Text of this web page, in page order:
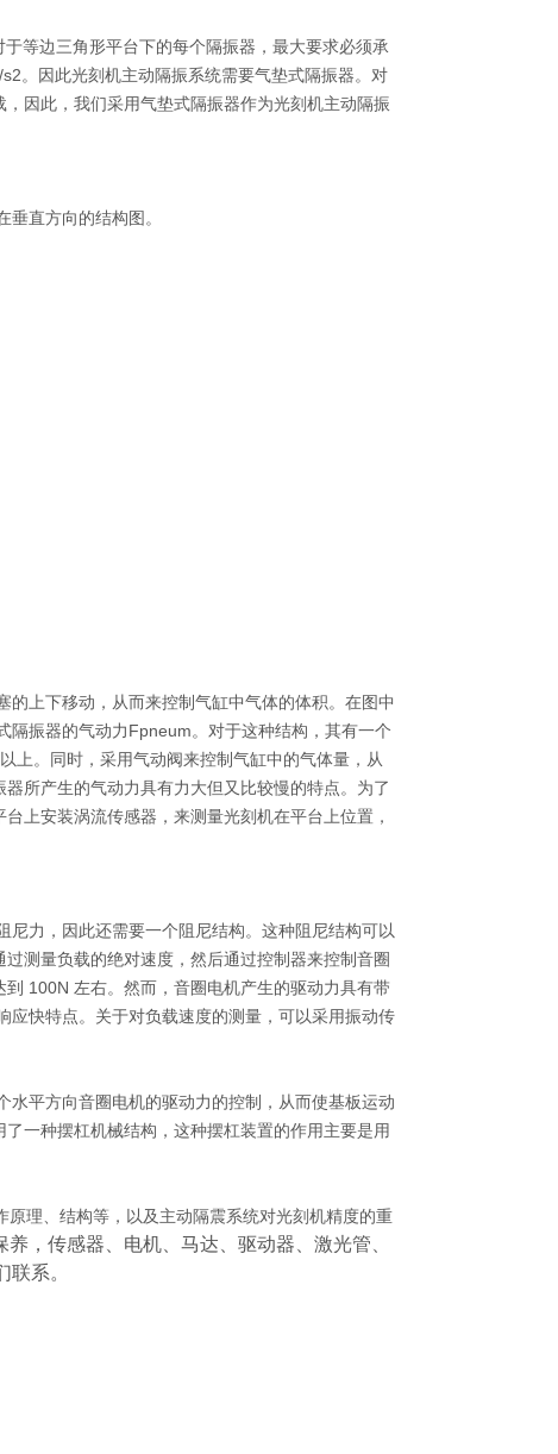
于等边三角形平台下的每个隔振器，最大要求必须承
。因此光刻机主动隔振系统需要气垫式隔振器。对
因此，我们采用气垫式隔振器作为光刻机主动隔振
直方向的结构图。
上下移动，从而来控制气缸中气体的体积。在图中
隔振器的气动力Fpneum。对于这种结构，其有一个
以上。同时，采用气动阀来控制气缸中的气体量，从
所产生的气动力具有力大但又比较慢的特点。为了
上安装涡流传感器，来测量光刻机在平台上位置，
力，因此还需要一个阻尼结构。这种阻尼结构可以
测量负载的绝对速度，然后通过控制器来控制音圈
100N 左右。然而，音圈电机产生的驱动力具有带
应快特点。关于对负载速度的测量，可以采用振动传
平方向音圈电机的驱动力的控制，从而使基板运动
一种摆杠机械结构，这种摆杠装置的作用主要是用
理、结构等，以及主动隔震系统对光刻机精度的重
，传感器、电机、马达、驱动器、激光管、
系。